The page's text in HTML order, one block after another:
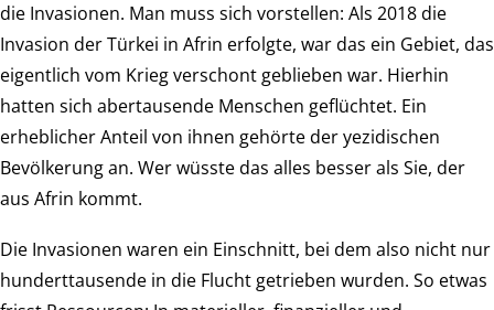
die Invasionen. Man muss sich vorstellen: Als 2018 die
Invasion der Türkei in Afrin erfolgte, war das ein Gebiet, das
eigentlich vom Krieg verschont geblieben war. Hierhin
hatten sich abertausende Menschen geflüchtet. Ein
erheblicher Anteil von ihnen gehörte der yezidischen
Bevölkerung an. Wer wüsste das alles besser als Sie, der
aus Afrin kommt.
Die Invasionen waren ein Einschnitt, bei dem also nicht nur
hunderttausende in die Flucht getrieben wurden. So etwas